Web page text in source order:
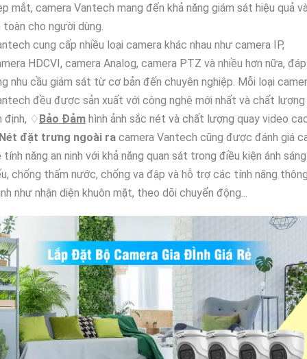
mắt, camera Vantech mang đến khả năng giám sát hiệu quả
toàn cho người dùng.
cung cấp nhiều loại camera khác nhau như camera IP,
HDCVI, camera Analog, camera PTZ và nhiều hơn nữa, đáp
nhu cầu giám sát từ cơ bản đến chuyên nghiệp. Mỗi loại
đều được sản xuất với công nghệ mới nhất và chất lượng
định, ♢Bảo Đảm hình ảnh sắc nét và chất lượng quay video
đặt trưng ngoài ra camera Vantech cũng được đánh giá
tính năng an ninh với khả năng quan sát trong điều kiện ánh sáng
chống thấm nước, chống va đập và hỗ trợ các tính năng
như nhận diện khuôn mặt, theo dõi chuyển động...